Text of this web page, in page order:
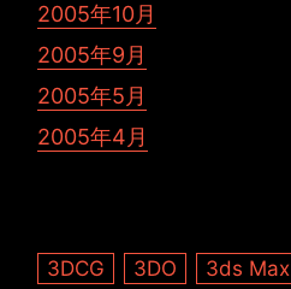
2005年10月
2005年9月
2005年5月
2005年4月
3DCG 3DO
3ds Max